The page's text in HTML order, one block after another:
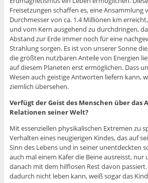
Freisetzungen schaffen es, eine Ansammlung
Durchmesser von ca. 1.4 Millionen km
und vom Kern ausgehend zu durchdringen,
Abstand zur Erde immer noch für eine
Strahlung sorgen. Es ist von unserer Sonne
die größten nutzbaren Anteile von Energien
auf diesem Planeten erst ermöglichen. Dass
Wesen auch geistige Antworten liefern kann,
ziemlich übersehen.
Verfügt der Geist des Menschen über das
Relationen seiner Welt?
Mit essenziellen physikalischen Extremen zu
Verhalten eines neugierigen Kindes, das auf
Sinn des Lebens und in seiner unentdeckten
auch mal einem Käfer die Beine ausreisst, nur
danach mit dem hilflosen Rest davon passiert.
dadurch nicht leben kann, weiß sogar das